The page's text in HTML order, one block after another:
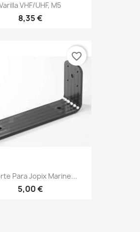
VHF/UHF, M5
8,35 €
Para Jopix Marine...
5,00 €
favorite_border